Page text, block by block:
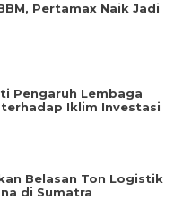
Pertamax Naik Jadi
Pengaruh Lembaga
Iklim Investasi
Belasan Ton Logistik
di Sumatra